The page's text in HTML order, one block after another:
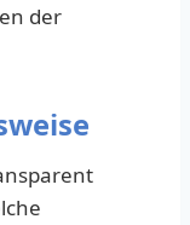
der